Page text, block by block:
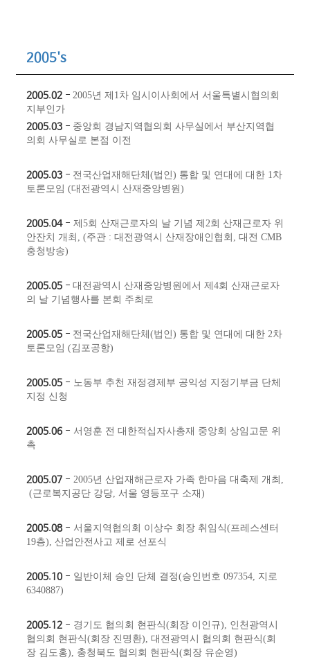
2005's
2005.02 - 2005년 제1차 임시이사회에서 서울특별시협의회
지부인가
2005.03 - 중앙회 경남지역협의회 사무실에서 부산지역협
의회 사무실로 본점 이전
2005.03 - 전국산업재해단체(법인) 통합 및 연대에 대한 1차
토론모임 (대전광역시 산재중앙병원)
2005.04 - 제5회 산재근로자의 날 기념 제2회 산재근로자 위
안잔치 개최, (주관 : 대전광역시 산재장애인협회, 대전 CMB
충청방송)
2005.05 - 대전광역시 산재중앙병원에서 제4회 산재근로자
의 날 기념행사를 본회 주최로
2005.05 - 전국산업재해단체(법인) 통합 및 연대에 대한 2차
토론모임 (김포공항)
2005.05 - 노동부 추천 재정경제부 공익성 지정기부금 단체
지정 신청
2005.06 - 서영훈 전 대한적십자사총재 중앙회 상임고문 위
촉
2005.07 - 2005년 산업재해근로자 가족 한마음 대축제 개최 ,
(근로복지공단 강당, 서울 영등포구 소재)
2005.08 - 서울지역협의회 이상수 회장 취임식(프레스센터
19층), 산업안전사고 제로 선포식
2005.10 - 일반이체 승인 단체 결정(승인번호 097354, 지로
6340887)
2005.12 - 경기도 협의회 현판식(회장 이인규), 인천광역시
협의회 현판식(회장 진명환), 대전광역시 협의회 현판식(회
장 김도홍), 충청북도 협의회 현판식(회장 유순영)